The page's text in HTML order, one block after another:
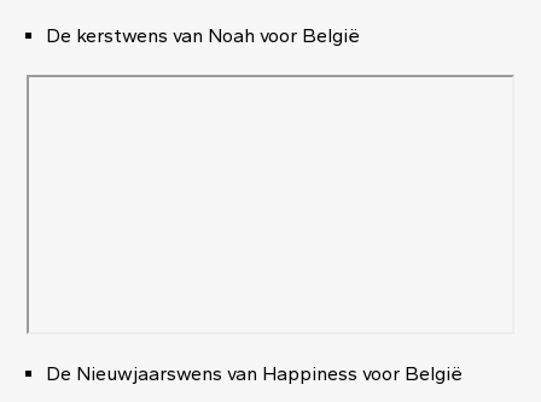
De kerstwens van Noah voor België
De Nieuwjaarswens van Happiness voor België